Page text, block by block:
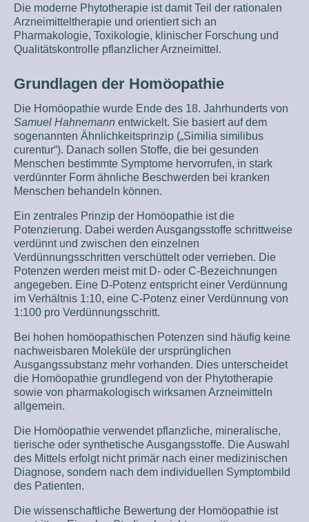
Die moderne Phytotherapie ist damit Teil der rationalen
Arzneimitteltherapie und orientiert sich an
Pharmakologie, Toxikologie, klinischer Forschung und
Qualitätskontrolle pflanzlicher Arzneimittel.
Grundlagen der Homöopathie
Die Homöopathie wurde Ende des 18. Jahrhunderts von
Samuel Hahnemann entwickelt. Sie basiert auf dem
sogenannten Ähnlichkeitsprinzip („Similia similibus
curentur“). Danach sollen Stoffe, die bei gesunden
Menschen bestimmte Symptome hervorrufen, in stark
verdünnter Form ähnliche Beschwerden bei kranken
Menschen behandeln können.
Ein zentrales Prinzip der Homöopathie ist die
Potenzierung. Dabei werden Ausgangsstoffe schrittweise
verdünnt und zwischen den einzelnen
Verdünnungsschritten verschüttelt oder verrieben. Die
Potenzen werden meist mit D- oder C-Bezeichnungen
angegeben. Eine D-Potenz entspricht einer Verdünnung
im Verhältnis 1:10, eine C-Potenz einer Verdünnung von
1:100 pro Verdünnungsschritt.
Bei hohen homöopathischen Potenzen sind häufig keine
nachweisbaren Moleküle der ursprünglichen
Ausgangssubstanz mehr vorhanden. Dies unterscheidet
die Homöopathie grundlegend von der Phytotherapie
sowie von pharmakologisch wirksamen Arzneimitteln
allgemein.
Die Homöopathie verwendet pflanzliche, mineralische,
tierische oder synthetische Ausgangsstoffe. Die Auswahl
des Mittels erfolgt nicht primär nach einer medizinischen
Diagnose, sondern nach dem individuellen Symptombild
des Patienten.
Die wissenschaftliche Bewertung der Homöopathie ist